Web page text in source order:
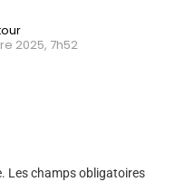
2025, 7h52
Les champs obligatoires